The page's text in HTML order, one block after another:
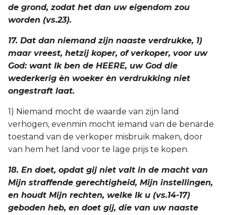
de grond, zodat het dan uw eigendom zou
worden (vs.23).
17. Dat dan niemand zijn naaste verdrukke, 1)
maar vreest, hetzij koper, of verkoper, voor uw
God: want Ik ben de HEERE, uw God die
wederkerig èn woeker èn verdrukking niet
ongestraft laat.
1) Niemand mocht de waarde van zijn land
verhogen, evenmin mocht iemand van de benarde
toestand van de verkoper misbruik maken, door
van hem het land voor te lage prijs te kopen.
18. En doet, opdat gij niet valt in de macht van
Mijn straffende gerechtigheid, Mijn instellingen,
en houdt Mijn rechten, welke Ik u (vs.14-17)
geboden heb, en doet gij, die van uw naaste